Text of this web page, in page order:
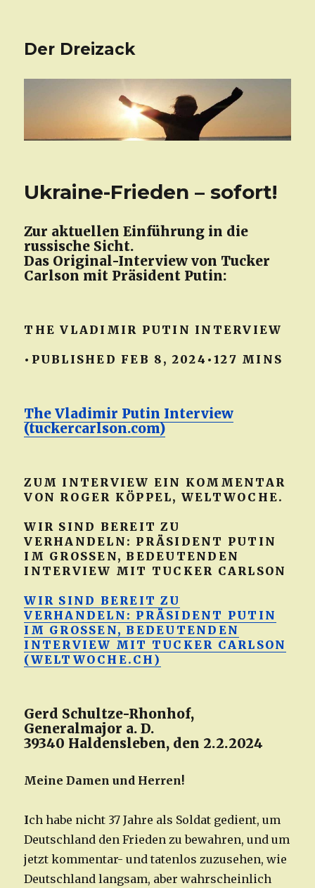
Der Dreizack
Ukraine-Frieden – sofort!
Zur aktuellen Einführung in die
russische Sicht.
Das Original-Interview von Tucker
Carlson mit Präsident Putin:
THE VLADIMIR PUTIN INTERVIEW
•PUBLISHED FEB 8, 2024•127 MINS
The Vladimir Putin Interview
(tuckercarlson.com)
ZUM INTERVIEW EIN KOMMENTAR
VON ROGER KÖPPEL, WELTWOCHE.
WIR SIND BEREIT ZU
VERHANDELN: PRÄSIDENT PUTIN
IM GROSSEN, BEDEUTENDEN
INTERVIEW MIT TUCKER CARLSON
WIR SIND BEREIT ZU
VERHANDELN: PRÄSIDENT PUTIN
IM GROSSEN, BEDEUTENDEN
INTERVIEW MIT TUCKER CARLSON
(WELTWOCHE.CH)
Gerd Schultze-Rhonhof,
Generalmajor a. D.
39340 Haldensleben, den 2.2.2024
Meine Damen und Herren!
Ich habe nicht 37 Jahre als Soldat gedient, um
Deutschland den Frieden zu bewahren, und um
jetzt kommentar- und tatenlos zuzusehen, wie
Deutschland langsam, aber wahrscheinlich